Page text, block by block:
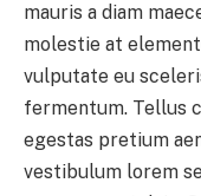
mauris a diam
molestie at
vulputate eu
fermentum. Tellus
egestas pretium
vestibulum lorem